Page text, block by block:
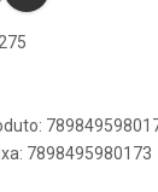
7898495980173